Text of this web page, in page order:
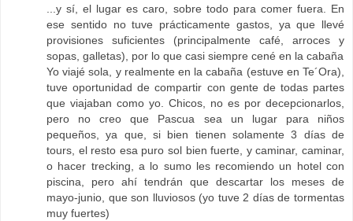
...y sí, el lugar es caro, sobre todo para comer fuera. En
ese sentido no tuve prácticamente gastos, ya que llevé
provisiones suficientes (principalmente café, arroces y
sopas, galletas), por lo que casi siempre cené en la cabaña
Yo viajé sola, y realmente en la cabaña (estuve en Te´Ora),
tuve oportunidad de compartir con gente de todas partes
que viajaban como yo. Chicos, no es por decepcionarlos,
pero no creo que Pascua sea un lugar para niños
pequeños, ya que, si bien tienen solamente 3 días de
tours, el resto esa puro sol bien fuerte, y caminar, caminar,
o hacer trecking, a lo sumo les recomiendo un hotel con
piscina, pero ahí tendrán que descartar los meses de
mayo-junio, que son lluviosos (yo tuve 2 días de tormentas
muy fuertes)